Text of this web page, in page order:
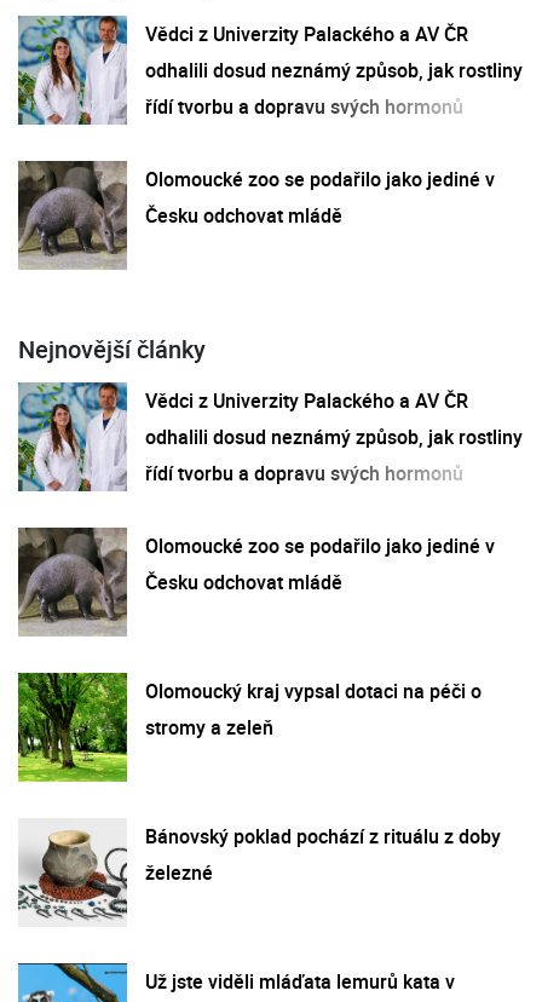
Vědci z Univerzity Palackého a AV ČR
odhalili dosud neznámý způsob, jak rostliny
řídí tvorbu a dopravu svých hormonů
Olomoucké zoo se podařilo jako jediné v
Česku odchovat mládě
Nejnovější články
Vědci z Univerzity Palackého a AV ČR
odhalili dosud neznámý způsob, jak rostliny
řídí tvorbu a dopravu svých hormonů
Olomoucké zoo se podařilo jako jediné v
Česku odchovat mládě
Olomoucký kraj vypsal dotaci na péči o
stromy a zeleň
Bánovský poklad pochází z rituálu z doby
železné
Už jste viděli mláďata lemurů kata v